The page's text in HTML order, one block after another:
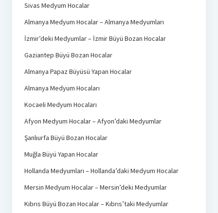
Sivas Medyum Hocalar
Almanya Medyum Hocalar – Almanya Medyumları
İzmir’deki Medyumlar – İzmir Büyü Bozan Hocalar
Gaziantep Büyü Bozan Hocalar
Almanya Papaz Büyüsü Yapan Hocalar
Almanya Medyum Hocaları
Kocaeli Medyum Hocaları
Afyon Medyum Hocalar – Afyon’daki Medyumlar
Şanlıurfa Büyü Bozan Hocalar
Muğla Büyü Yapan Hocalar
Hollanda Medyumları – Hollanda’daki Medyum Hocalar
Mersin Medyum Hocalar – Mersin’deki Medyumlar
Kıbrıs Büyü Bozan Hocalar – Kıbrıs’taki Medyumlar